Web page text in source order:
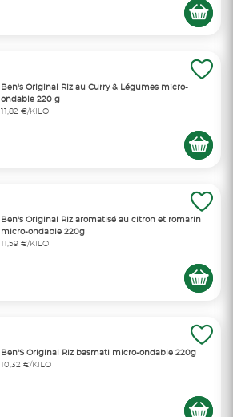
Ben's Original Riz au Curry & Légumes micro-
ondable 220 g
11,82 €/KILO
Ben's Original Riz aromatisé au citron et romarin
micro-ondable 220g
11,59 €/KILO
Ben'S Original Riz basmati micro-ondable 220g
10,32 €/KILO